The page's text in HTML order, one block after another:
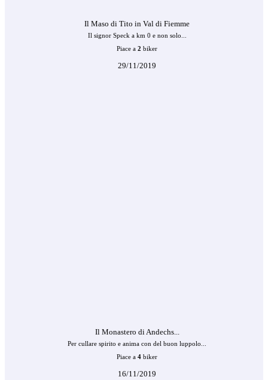
Il Maso di Tito in Val di Fiemme
Il signor Speck a km 0 e non solo...
Piace a 2 biker
29/11/2019
Il Monastero di Andechs...
Per cullare spirito e anima con del buon luppolo...
Piace a 4 biker
16/11/2019